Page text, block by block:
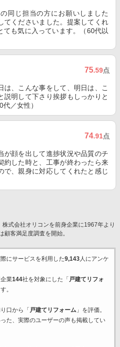
同じ担当の方にお願いしました
てくださいました。提案してくれ
ても気に入っています。（60代以
75.59点
は、こんな事をして、明日は、こ
説明して下さり挨拶もしっかりと
／女性）
74.91点
が顔を出して進捗状況や品質のチ
約した時と、工事が終わったら来
で、親身に対応してくれたと感じ
式会社オリコンを前身企業に1967年より
顧客満足度調査を開始。
にサービスを利用した9,143人にアンケ
業144社を対象にした「 戸建てリフォ
。
口から「 戸建てリフォーム」を評価。
た、実際のユーザーの声も掲載してい